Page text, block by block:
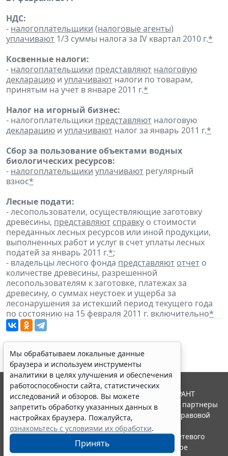
НДС:
- налогоплательщики (налоговые агенты)
уплачивают 1/3 суммы налога за IV квартал 2010 г.*
Косвенные налоги:
- налогоплательщики представляют налоговую
декларацию и уплачивают налоги по товарам,
принятым на учет в январе 2011 г.*
Налог на игорный бизнес:
- налогоплательщики представляют налоговую
декларацию и уплачивают налог за январь 2011 г.*
Сбор за пользование объектами водных
биологических ресурсов:
- налогоплательщики уплачивают регулярный
взнос*
Лесные подати:
- лесопользователи, осуществляющие заготовку
древесины, представляют справку о стоимости
переданных лесных ресурсов или иной продукции,
выполненных работ и услуг в счет уплаты лесных
податей за январь 2011 г.*;
- владельцы лесного фонда представляют отчет о
количестве древесины, разрешенной
лесопользователям к заготовке, платежах за
древесину, о суммах неустоек и ущерба за
лесонарушения за истекший период текущего года
по состоянию на 15 февраля 2011 г. включительно*
Мы обрабатываем локальные данные
браузера и используем инструменты
аналитики в целях улучшения и обеспечения
работоспособности сайта, статистических
исследований и обзоров. Вы можете
запретить обработку указанных данных в
настройках браузера. Пожалуйста,
ознакомьтесь с условиями их обработки.
Принять
© ООО "НПП "ГАРАНТ-СЕРВИС", 2026. Система ГАРАНТ
выпускается с 1990 года. Компания "Гарант" и ее партнеры
являются участниками Российской ассоциации правовой
информации ГАРАНТ.
Портал ГАРАНТ.РУ зарегистрирован в качестве сетевого
издания Федеральной службой по надзору в сфере